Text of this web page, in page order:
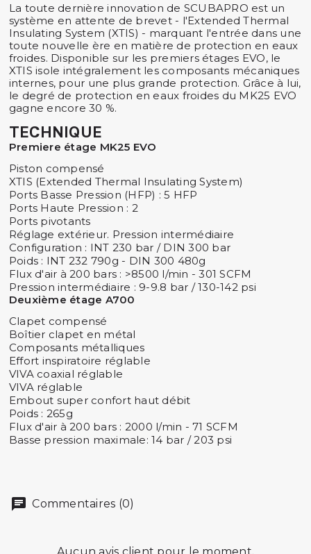
La toute dernière innovation de SCUBAPRO est un
système en attente de brevet - l'Extended Thermal
Insulating System (XTIS) - marquant l'entrée dans une
toute nouvelle ère en matière de protection en eaux
froides. Disponible sur les premiers étages EVO, le
XTIS isole intégralement les composants mécaniques
internes, pour une plus grande protection. Grâce à lui,
le degré de protection en eaux froides du MK25 EVO
gagne encore 30 %.
TECHNIQUE
Premiere étage MK25 EVO
Piston compensé
XTIS (Extended Thermal Insulating System)
Ports Basse Pression (HFP) : 5 HFP
Ports Haute Pression : 2
Ports pivotants
Réglage extérieur. Pression intermédiaire
Configuration : INT 230 bar / DIN 300 bar
Poids : INT 232 790g - DIN 300 480g
Flux d'air à 200 bars : >8500 l/min - 301 SCFM
Pression intermédiaire : 9-9.8 bar / 130-142 psi
Deuxième étage A700
Clapet compensé
Boîtier clapet en métal
Composants métalliques
Effort inspiratoire réglable
VIVA coaxial réglable
VIVA réglable
Embout super confort haut débit
Poids : 265g
Flux d'air à 200 bars : 2000 l/min - 71 SCFM
Basse pression maximale: 14 bar / 203 psi
Commentaires (0)